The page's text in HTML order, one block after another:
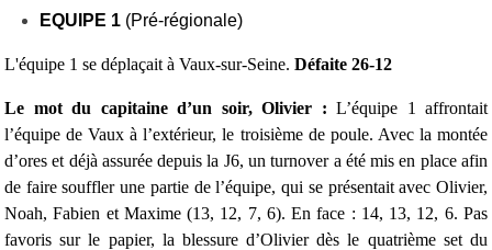
EQUIPE 1 (Pré-régionale)
L'équipe 1 se déplaçait à Vaux-sur-Seine. Défaite 26-12
Le mot du capitaine d’un soir, Olivier : L’équipe 1 affrontait
l’équipe de Vaux à l’extérieur, le troisième de poule. Avec la montée
d’ores et déjà assurée depuis la J6, un turnover a été mis en place afin
de faire souffler une partie de l’équipe, qui se présentait avec Olivier,
Noah, Fabien et Maxime (13, 12, 7, 6). En face : 14, 13, 12, 6. Pas
favoris sur le papier, la blessure d’Olivier dès le quatrième set du